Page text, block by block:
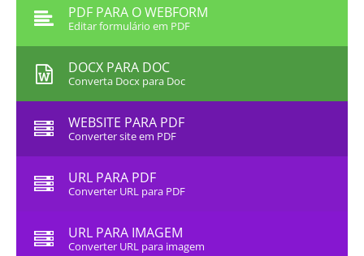
PDF PARA O WEBFORM
Editar formulário em PDF
DOCX PARA DOC
Converta Docx para Doc
WEBSITE PARA PDF
Converter site em PDF
URL PARA PDF
Converter URL para PDF
URL PARA IMAGEM
Converter URL para imagem